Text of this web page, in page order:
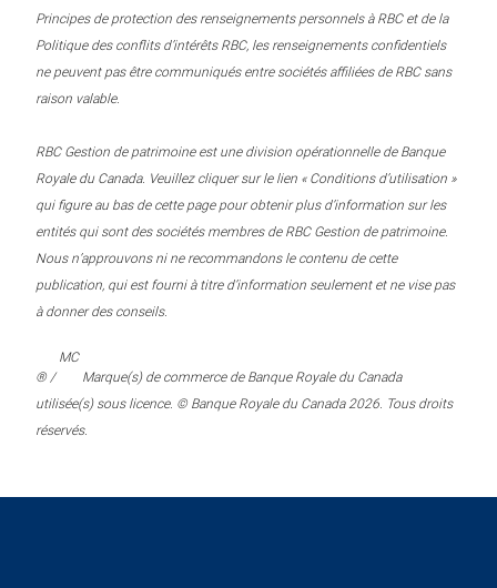
Principes de protection des renseignements personnels à RBC et de la
Politique des conflits d’intérêts RBC, les renseignements confidentiels
ne peuvent pas être communiqués entre sociétés affiliées de RBC sans
raison valable.
RBC Gestion de patrimoine est une division opérationnelle de Banque
Royale du Canada. Veuillez cliquer sur le lien « Conditions d’utilisation »
qui figure au bas de cette page pour obtenir plus d’information sur les
entités qui sont des sociétés membres de RBC Gestion de patrimoine.
Nous n’approuvons ni ne recommandons le contenu de cette
publication, qui est fourni à titre d’information seulement et ne vise pas
à donner des conseils.
® /
MC
Marque(s) de commerce de Banque Royale du Canada
utilisée(s) sous licence. © Banque Royale du Canada 2026. Tous droits
réservés.